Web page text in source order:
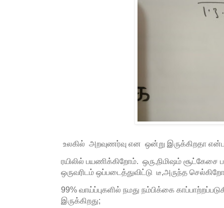
உலகில் அறவுணர்வு என ஒன்று இருக்கிறதா
ரயிலில் பயணிக்கிறோம். ஒரு,நிமிஷம்
ஒருவரிடம் ஒப்படைத்துவிட்டு டீ,அருந்த
99% வாய்ப்புகளில் நமது நம்பிக்கை
இருக்கிறது;